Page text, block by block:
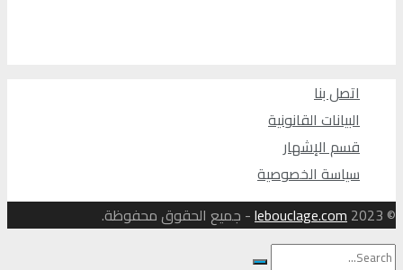
اتصل بنا
البيانات القانونية
قسم الإشهار
سياسة الخصوصية
© 2023
lebouclage.com- جميع الحقوق محفوظة.